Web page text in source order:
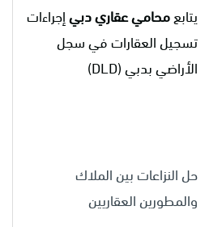
يتابعمحامي عقاري دبيإجراءات
تسجيل العقارات في سجل
الأراضي بدبي (DLD)
حل النزاعات بين الملاك
والمطورين العقاريين